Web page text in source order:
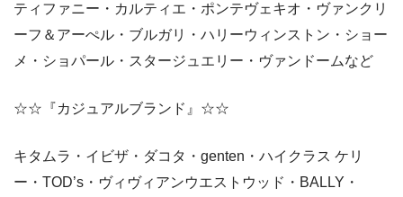
ティファニー・カルティエ・ポンテヴェキオ・ヴァンクリ
ーフ＆アーぺル・ブルガリ・ハリーウィンストン・ショー
メ・ショパール・スタージュエリー・ヴァンドームなど
☆☆『カジュアルブランド』☆☆
キタムラ・イビザ・ダコタ・genten・ハイクラス ケリ
ー・TOD’s・ヴィヴィアンウエストウッド・BALLY・